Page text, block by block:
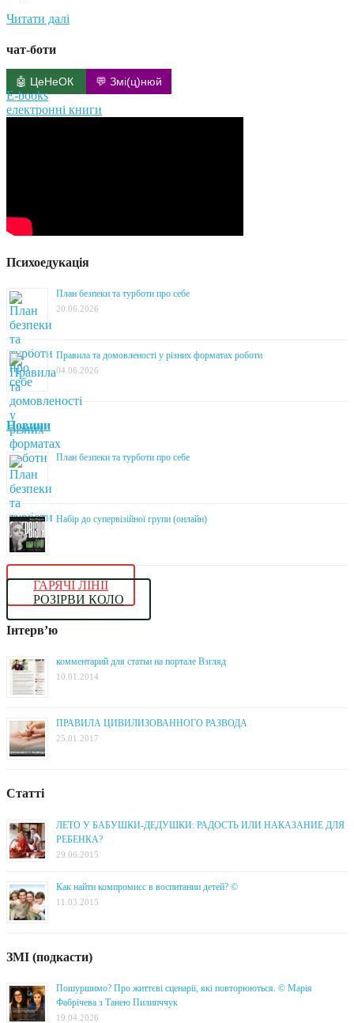
Читати далі
чат-боти
🤖 ЦеНеОК 💬 Змі(ц)нюй
E-books
електронні книги
Психоедукація
План безпеки та турботи про себе
20.06.2026
Правила та домовленості у різних форматах роботи
04.06.2026
Новини
План безпеки та турботи про себе
Набір до супервізійної групи (онлайн)
ГАРЯЧІ ЛІНІЇ
РОЗІРВИ КОЛО
Інтерв’ю
комментарий для статьи на портале Взгляд
10.01.2014
ПРАВИЛА ЦИВИЛИЗОВАННОГО РАЗВОДА
25.01.2017
Статті
ЛЕТО У БАБУШКИ-ДЕДУШКИ: РАДОСТЬ ИЛИ НАКАЗАНИЕ ДЛЯ
РЕБЕНКА?
29.06.2015
Как найти компромисс в воспитании детей? ©
11.03.2015
ЗМІ (подкасти)
Пошуршимо? Про життєві сценарії, які повторюються. © Марія
Фабрічева з Танею Пилипччук
19.04.2026